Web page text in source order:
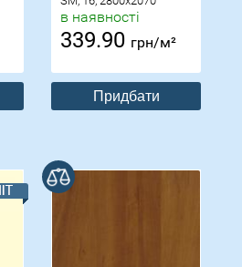
в наявності
339.90 грн/м²
Придбати